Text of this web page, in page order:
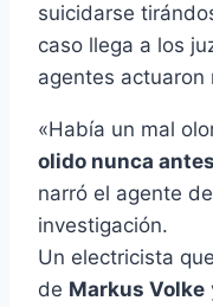
suicidarse
caso llega a los
agentes actuaron
«Había un mal
olido nunca
narró el agente
investigación.
Un electricista
de Markus Volke